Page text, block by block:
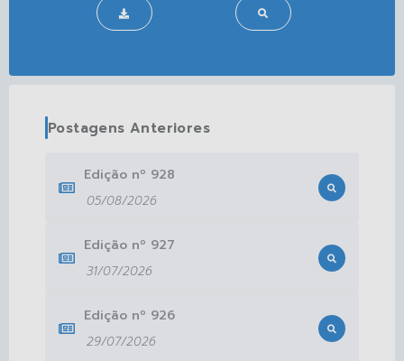
Postagens Anteriores
Edição nº 928
05/08/2026
Edição nº 927
31/07/2026
Edição nº 926
29/07/2026